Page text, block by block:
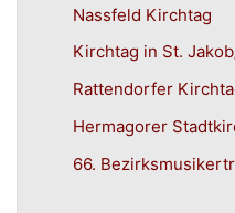
Nassfeld Kirchtag
Kirchtag in St.
Rattendorfer
Hermagorer
66.